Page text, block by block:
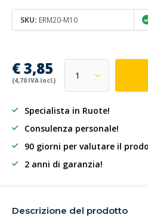
SKU: ERM20-M10
€ 3,85
(4,70 IVA incl.)
Specialista in Ruote!
Consulenza personale!
90 giorni per valutare il
2 anni di garanzia!
Descrizione del prodotto